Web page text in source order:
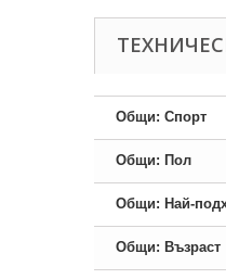
Общи: Спорт
Общи: Пол
Общи: Най-
Общи: Възраст